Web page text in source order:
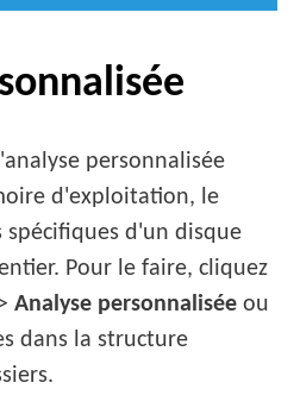
personnalisée
d'exploitation, le
spécifiques d'un disque
Pour le faire, cliquez
Analyse personnalisée ou
dans la structure